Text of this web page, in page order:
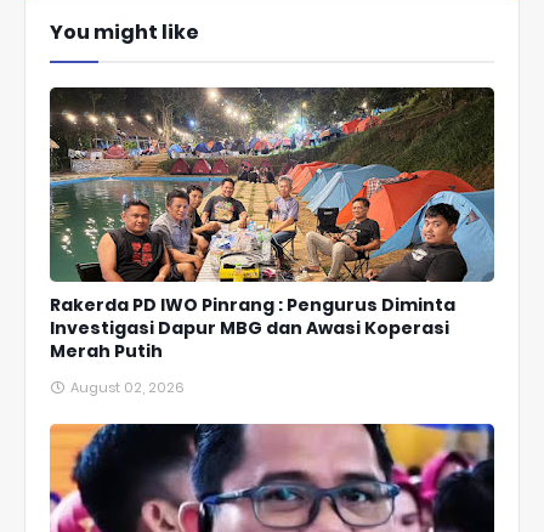
You might like
Rakerda PD IWO Pinrang : Pengurus Diminta
Investigasi Dapur MBG dan Awasi Koperasi
Merah Putih
August 02, 2026